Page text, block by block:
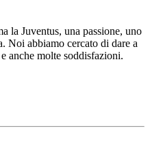
la Juventus, una passione, uno
Noi abbiamo cercato di dare a
anche molte soddisfazioni.